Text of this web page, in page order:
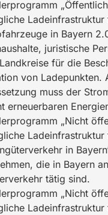
„Öffentlich
Ladeinfrastruktur
in Bayern
juristische
für die
von Ladepunkten.
muss der
erneuerbaren
„Nicht
in
die in Bayern
tätig sind.
„Nicht
Ladeinfrastruktur